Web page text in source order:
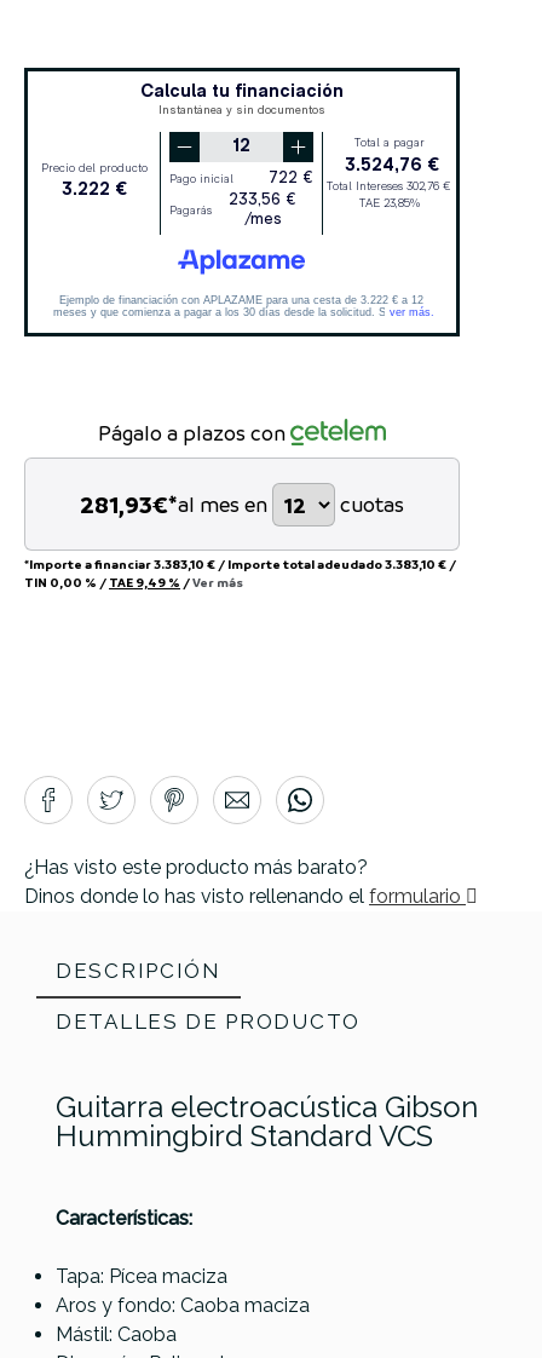
Págalo a plazos con
281,93€*al mes en cuotas
*Importe a financiar3.383,10 € / Importe total adeudado3.383,10 € /
TIN 0,00 % / TAE 9,49 % /Ver más
¿Has visto este producto más barato?
Dinos donde lo has visto rellenando el formulario
DESCRIPCIÓN
DETALLES DE PRODUCTO
Guitarra electroacústica Gibson
Hummingbird Standard VCS
Características:
Tapa: Pícea maciza
Aros y fondo: Caoba maciza
Mástil: Caoba